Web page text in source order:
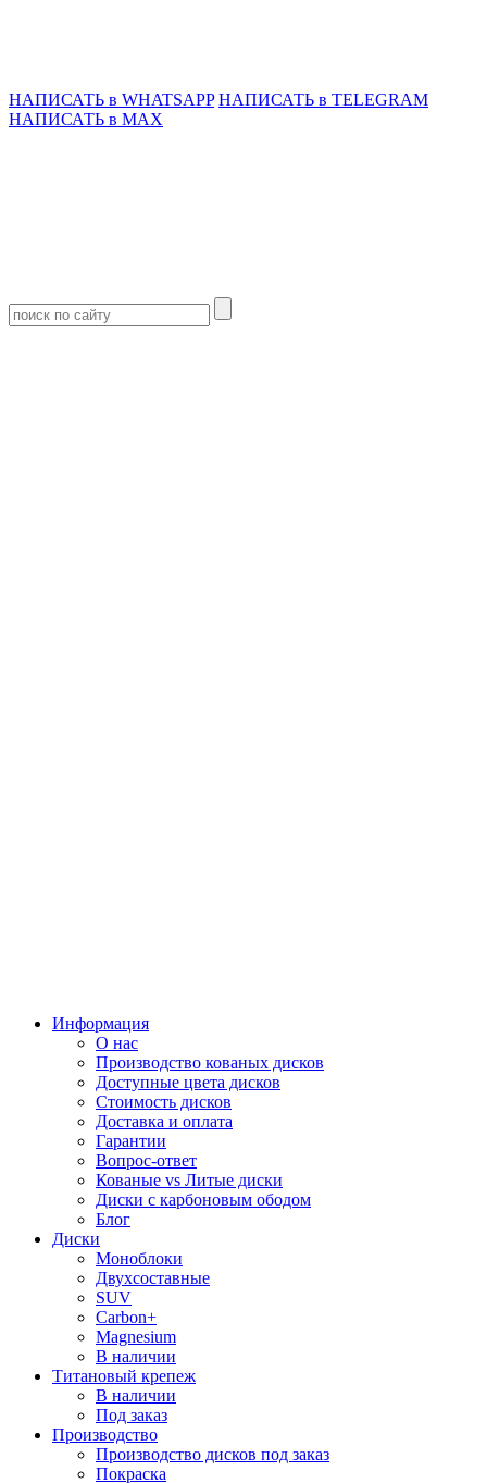
НАПИСАТЬ в WHATSAPP НАПИСАТЬ в TELEGRAM
НАПИСАТЬ в MAX
Информация
О нас
Производство кованых дисков
Доступные цвета дисков
Стоимость дисков
Доставка и оплата
Гарантии
Вопрос-ответ
Кованые vs Литые диски
Диски с карбоновым ободом
Блог
Диски
Моноблоки
Двухсоставные
SUV
Carbon+
Magnesium
В наличии
Титановый крепеж
В наличии
Под заказ
Производство
Производство дисков под заказ
Покраска